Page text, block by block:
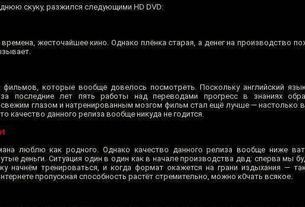
скуку, разжился следующими HD DVD:
времена, жесточайшее кино. Однако плёнка старая, а денег на производство
которые вообще довелось посмотреть. Поскольку английский
за последние лет пять работы над переводами прогресс в знаниях
глазом и натренированным мозгом фильм стал ещё лучше — настолько
качество данного релиза вообще никуда не годится.
люблю как родного. Однако качество данного релиза вообще ниже
деньги. Ситуация один в один как в начале производства двд: сперва мы
начнём тренироваться, и когда формат окажется на грани издыхания —
пропускная способность растёт стремительно, можно к0чать всякое.